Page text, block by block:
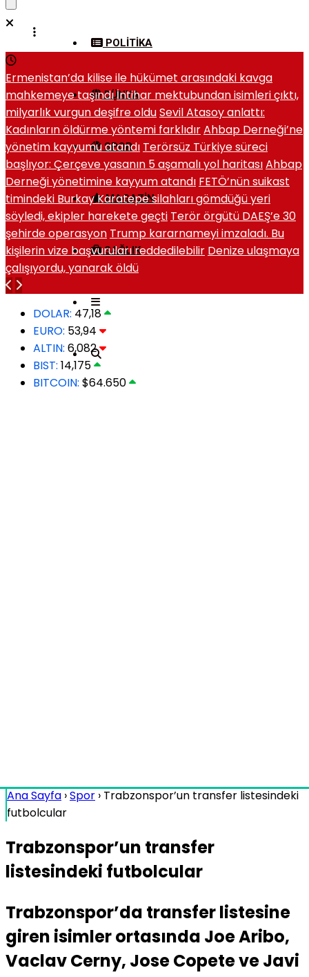
POLITIKA
DÜNYA
SPOR
MAGAZIN
SAĞLIK
Ermenistan’da kilise ile hükümet arasındaki kavga
mahkemeye taşındıİntihar mektubundan isimleri çıktı,
milyarlık vurgun deşifre olduSevil Atasoy anlattı:
Kadınların öldürme yöntemi farklıdırAhbap Derneği’ne
yönetim kayyumu atandı Terörsüz Türkiye süreci
başlıyor: Çerçeve yasanın 5 aşamalı yol haritasıAhbap
Derneği yönetimine kayyum atandı FETÖ’nün suikast
timindeki Burkay Karatepe silahları gömdüğü yeri
söyledi, ekipler harekete geçti Terör örgütü DAEŞ’e 30
şehirde operasyon Trump kararnameyi imzaladı. Bu
kişilerin vize başvuruları reddedilebilir Denize ulaşmaya
çalışıyordu, yanarak öldü
DOLAR: 47,18
EURO: 53,94
ALTIN: 6,082
BIST: 14,175
BITCOIN: $64.650
Ana Sayfa ›Spor › Trabzonspor’un transfer listesindeki
futbolcular
Trabzonspor’un transfer
listesindeki futbolcular
Trabzonspor’da transfer listesine
giren isimler ortasında Joe Aribo,
Vaclav Cerny, Jose Copete ve Javi